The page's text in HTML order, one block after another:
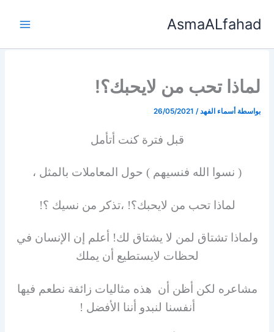
AsmaALfahad
لماذا تحب من لايحبك؟!
بواسطة أسماء الفهد/
26/05/2021
قبل فترة كنت أتأمل
( نسوا الله فنسيهم ) حول المعاملات بالمثل ،
لماذا تحب من لايحبك؟! ،تذكر من نسيك ؟!
ولماذا تشتاق لمن لا يشتاق لك! أعلم إن الإنسان في
لحظات لايستطيع أن يملك
مشاعره لكن أظن أن هذه مثاليات زائفة نطعم فيها
أنفسنا لنبدو أننا الأفضل !